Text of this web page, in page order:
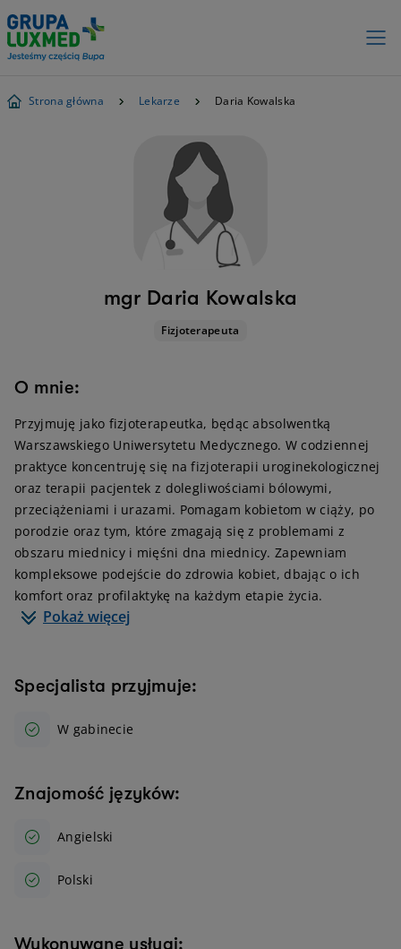
Strona główna Lekarze Daria Kowalska
mgr Daria Kowalska
Fizjoterapeuta
O mnie:
Przyjmuję jako fizjoterapeutka, będąc absolwentką
Warszawskiego Uniwersytetu Medycznego. W codziennej
praktyce koncentruję się na fizjoterapii uroginekologicznej
oraz terapii pacjentek z dolegliwościami bólowymi,
przeciążeniami i urazami. Pomagam kobietom w ciąży, po
porodzie oraz tym, które zmagają się z problemami z
obszaru miednicy i mięśni dna miednicy. Zapewniam
kompleksowe podejście do zdrowia kobiet, dbając o ich
komfort oraz profilaktykę na każdym etapie życia.
Pokaż więcej
Specjalista przyjmuje:
W gabinecie
Znajomość języków:
Angielski
Polski
Wykonywane usługi: